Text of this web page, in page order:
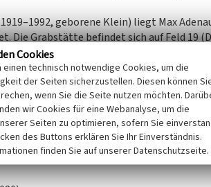
geborene Klein) liegt Max
Grabstätte befindet sich auf Feld 19
Bei dem Grab handelt es sich um
Grabstein. Auf diesem ist
sich in goldenen Lettern die
Familienangehöriger der Kleins.
und Grabkerzen. Im Hintergrund
Bäumchen, welches durch seinen
Cookies
einen technisch notwendige Cookies, um die
der Seiten sicherzustellen. Diesen können
wenn Sie die Seite nutzen möchten.
wir Cookies für eine Webanalyse, um die
Seiten zu optimieren, sofern Sie
des Buttons erklären Sie Ihr Einverständnis.
finden Sie auf unserer Datenschutzseite.